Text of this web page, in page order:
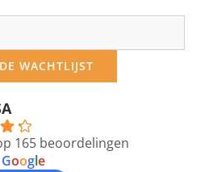
WACHTLIJST
165 beoordelingen
Google